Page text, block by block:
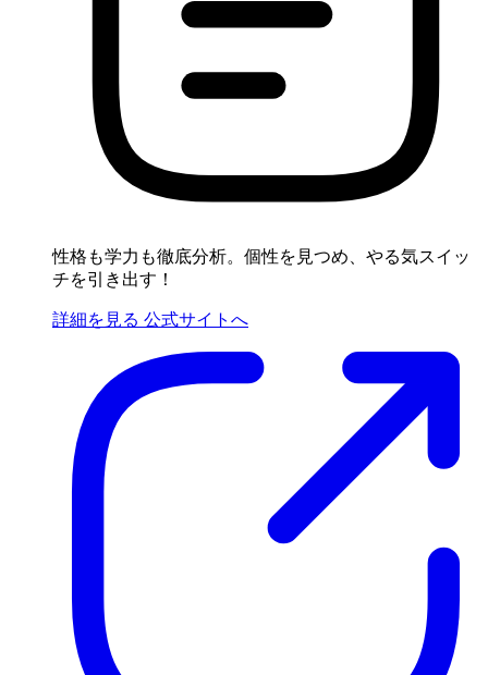
性格も学力も徹底分析。個性を見つめ、やる気スイッ
チを引き出す！
詳細を見る 公式サイトへ